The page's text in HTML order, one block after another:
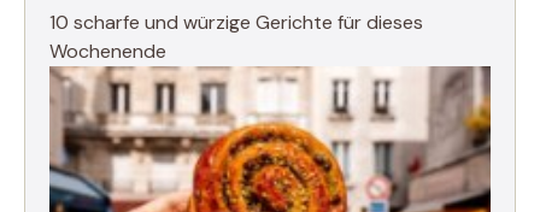
10 scharfe und würzige Gerichte für dieses
Wochenende